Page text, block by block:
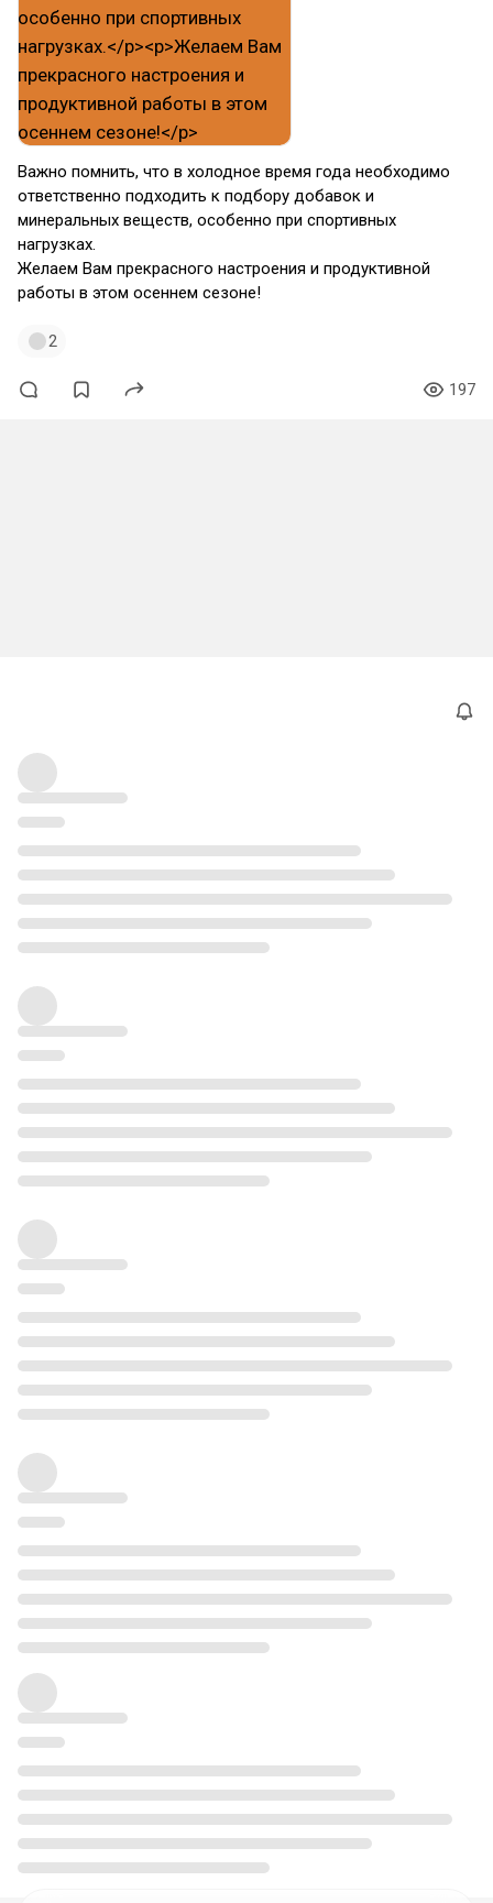
Важно помнить, что в холодное время года необходимо
ответственно подходить к подбору добавок и
минеральных веществ, особенно при спортивных
нагрузках.
Желаем Вам прекрасного настроения и продуктивной
работы в этом осеннем сезоне!
2
197